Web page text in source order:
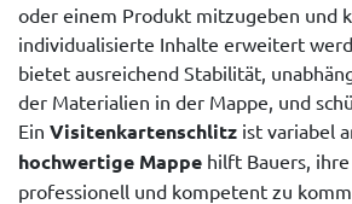
oder einem Produkt mitzugeben und
individualisierte Inhalte erweitert
bietet ausreichend Stabilität,
der Materialien in der Mappe, und
Ein Visitenkartenschlitz ist variabel
hochwertige Mappe hilft Bauers,
professionell und kompetent zu